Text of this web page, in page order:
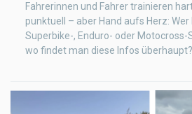
Fahrerinnen und Fahrer trainieren
punktuell – aber Hand aufs Herz:
Superbike-, Enduro- oder Motocross-
wo findet man diese Infos überhaupt?